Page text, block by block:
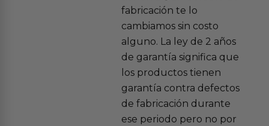
fabricación te lo
cambiamos sin costo
alguno. La ley de 2 años
de garantía significa que
los productos tienen
garantía contra defectos
de fabricación durante
ese periodo pero no por